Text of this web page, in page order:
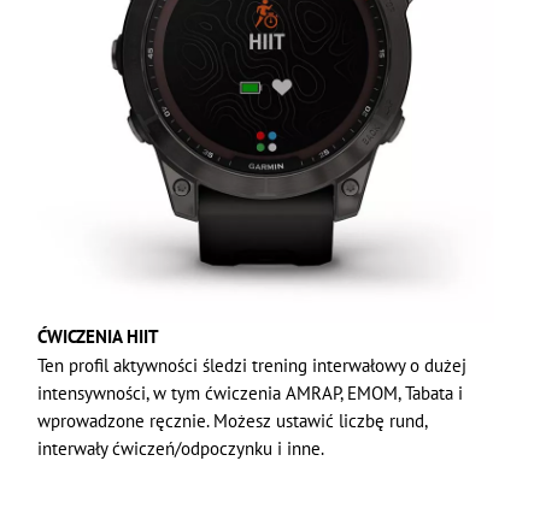
ĆWICZENIA HIIT
Ten profil aktywności śledzi trening interwałowy o dużej
intensywności, w tym ćwiczenia AMRAP, EMOM, Tabata i
wprowadzone ręcznie. Możesz ustawić liczbę rund,
interwały ćwiczeń/odpoczynku i inne.